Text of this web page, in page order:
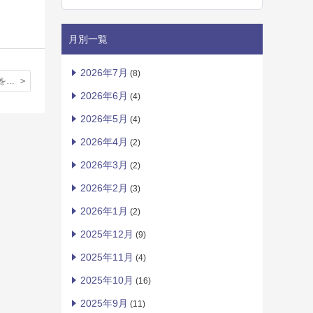
使用済み切手を集めよう！（社会科）
月別一覧
2026年7月 (8)
2026年6月 (4)
2026年5月 (4)
2026年4月 (2)
2026年3月 (2)
2026年2月 (3)
2026年1月 (2)
2025年12月 (9)
2025年11月 (4)
2025年10月 (16)
2025年9月 (11)